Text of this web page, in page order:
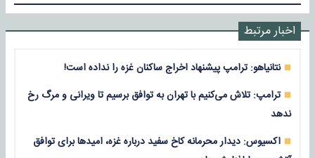
اخبار مرتبط
نتانیاهو: ترامپ پیشنهاد اخراج ساکنان غزه را نداده است!
ترامپ: تلاش می‌کنیم با تهران به توافق برسیم تا ویرانی و مرگ رخ
ندهد
اکسیوس: دیدار محرمانه کاخ سفید درباره غزه، امیدها برای توافق